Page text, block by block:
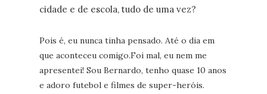
cidade e de escola, tudo de uma vez?
Pois é, eu nunca tinha pensado. Até o dia em
que aconteceu comigo.Foi mal, eu nem me
apresentei! Sou Bernardo, tenho quase 10 anos
e adoro futebol e filmes de super-heróis.